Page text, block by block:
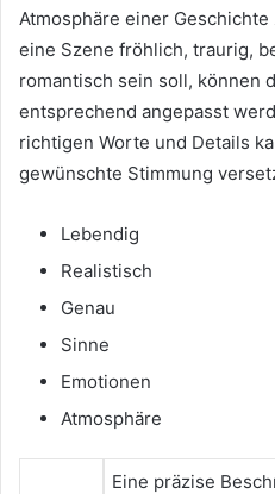
Atmosphäre einer
eine Szene fröhlich, traurig,
romantisch sein soll, können
entsprechend angepasst
richtigen Worte und Details
gewünschte Stimmung
Lebendig
Realistisch
Genau
Sinne
Emotionen
Atmosphäre
Eine präzise